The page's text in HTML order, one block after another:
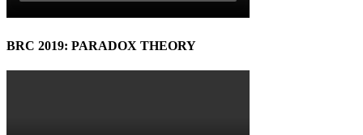
BRC 2019: PARADOX THEORY